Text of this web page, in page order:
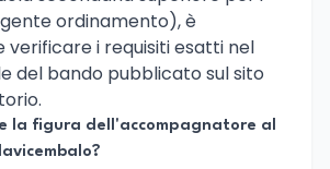
ordinamento), è
verificare i requisiti esatti nel
del bando pubblicato sul sito
la figura dell'accompagnatore al